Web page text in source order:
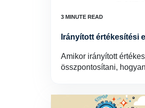
Irányított értékesítési
Amikor irányított
összpontosítani,